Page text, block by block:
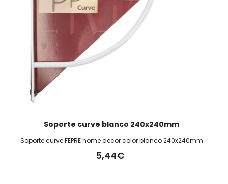
Soporte curve blanco 240x240mm
Soporte curve FEPRE home decor color blanco 240x240mm
5,44€